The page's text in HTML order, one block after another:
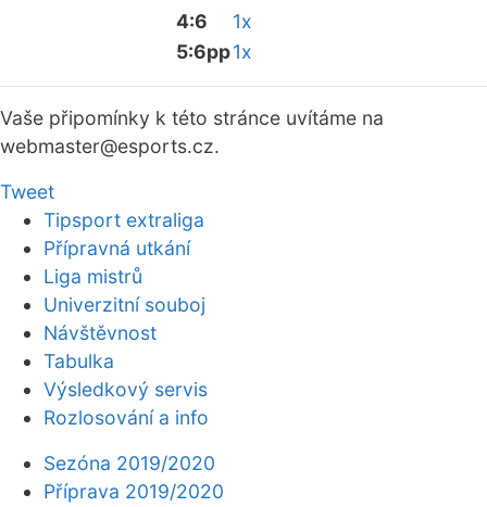
4:6
1x
5:6pp1x
Vaše připomínky k této stránce uvítáme na
webmaster@esports.cz.
Tweet
Tipsport extraliga
Přípravná utkání
Liga mistrů
Univerzitní souboj
Návštěvnost
Tabulka
Výsledkový servis
Rozlosování a info
Sezóna 2019/2020
Příprava 2019/2020